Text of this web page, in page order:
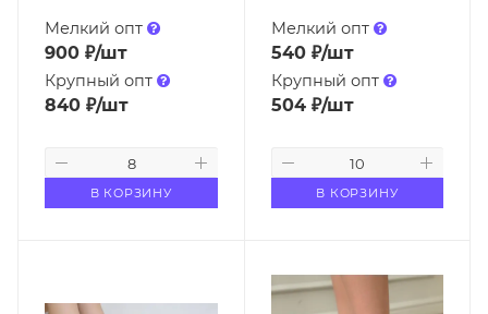
Мелкий опт
900 ₽/шт
Крупный опт
840 ₽/шт
В КОРЗИНУ
Мелкий опт
540₽/шт
Крупный опт
504₽/шт
В КОРЗИНУ